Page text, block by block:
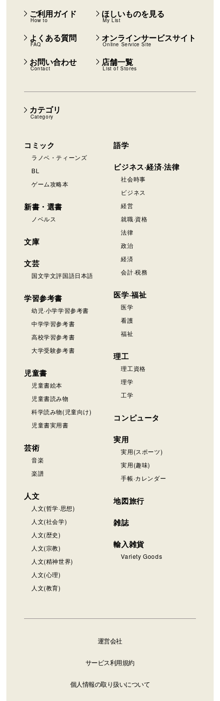
カテゴリ
Category
コミック
ラノベ・ティーンズ
BL
ゲーム攻略本
新書・選書
ノベルス
文庫
文芸
国文学文評国語日本語
学習参考書
幼児·小学学習参考書
中学学習参考書
高校学習参考書
大学受験参考書
児童書
児童書絵本
児童書読み物
科学読み物(児童向け)
児童書実用書
芸術
音楽
楽譜
人文
人文(哲学·思想)
人文(社会学)
人文(歴史)
人文(宗教)
人文(精神世界)
人文(心理)
人文(教育)
語学
ビジネス·経済·法律
社会時事
ビジネス
経営
就職·資格
法律
政治
経済
会計·税務
医学·福祉
医学
看護
福祉
理工
理工資格
理学
工学
コンピュータ
実用
実用(スポーツ)
実用(趣味)
手帳·カレンダー
地図旅行
雑誌
輸入雑貨
Variety Goods
ご利用ガイド
How to
ほしいものを見る
My List
よくある質問
FAQ
オンラインサービスサイト
Online Service Site
お問い合わせ
Contact
店舗一覧
List of Stores
運営会社
サービス利用規約
個人情報の取り扱いについて